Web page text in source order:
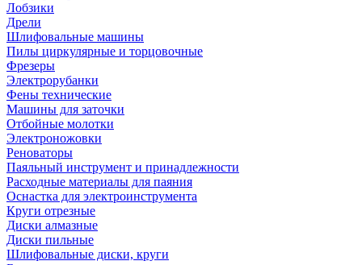
Лобзики
Дрели
Шлифовальные машины
Пилы циркулярные и торцовочные
Фрезеры
Электрорубанки
Фены технические
Машины для заточки
Отбойные молотки
Электроножовки
Реноваторы
Паяльный инструмент и принадлежности
Расходные материалы для паяния
Оснастка для электроинструмента
Круги отрезные
Диски алмазные
Диски пильные
Шлифовальные диски, круги